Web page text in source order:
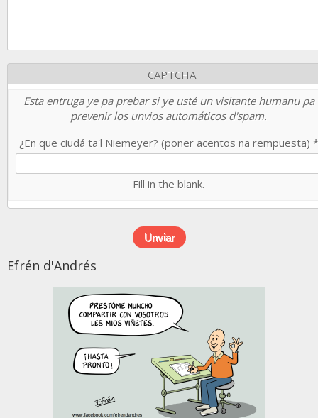
CAPTCHA
Esta entruga ye pa prebar si ye usté un visitante humanu pa
prevenir los unvios automáticos d'spam.
¿En que ciudá ta'l Niemeyer? (poner acentos na rempuesta) *
Fill in the blank.
Efrén d'Andrés